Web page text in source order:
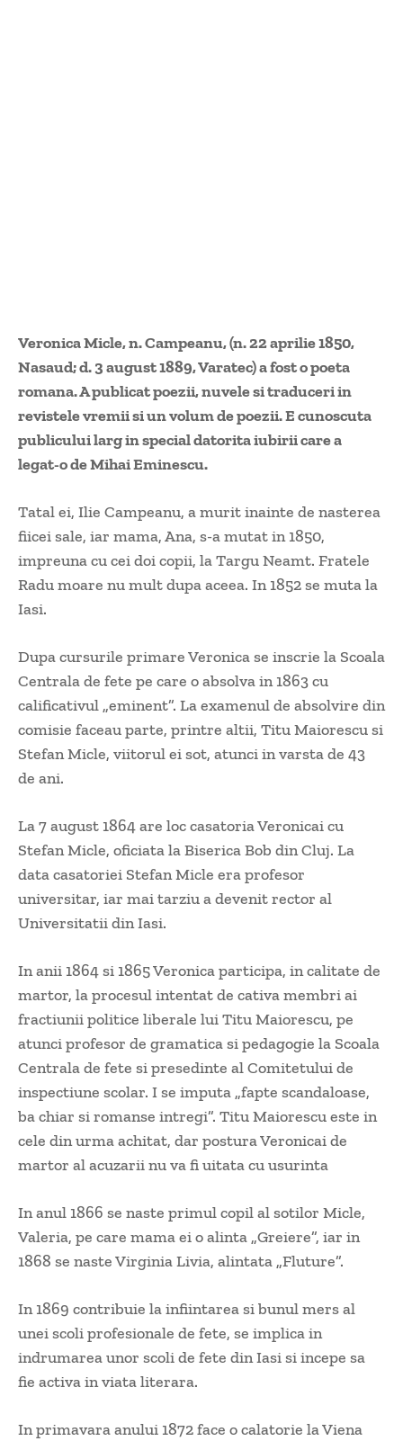
Veronica Micle, n. Campeanu, (n. 22 aprilie 1850,
Nasaud; d. 3 august 1889, Varatec) a fost o poeta
romana. A publicat poezii, nuvele si traduceri in
revistele vremii si un volum de poezii. E cunoscuta
publicului larg in special datorita iubirii care a
legat-o de Mihai Eminescu.
Tatal ei, Ilie Campeanu, a murit inainte de nasterea
fiicei sale, iar mama, Ana, s-a mutat in 1850,
impreuna cu cei doi copii, la Targu Neamt. Fratele
Radu moare nu mult dupa aceea. In 1852 se muta la
Iasi.
Dupa cursurile primare Veronica se inscrie la Scoala
Centrala de fete pe care o absolva in 1863 cu
calificativul „eminent”. La examenul de absolvire din
comisie faceau parte, printre altii, Titu Maiorescu si
Stefan Micle, viitorul ei sot, atunci in varsta de 43
de ani.
La 7 august 1864 are loc casatoria Veronicai cu
Stefan Micle, oficiata la Biserica Bob din Cluj. La
data casatoriei Stefan Micle era profesor
universitar, iar mai tarziu a devenit rector al
Universitatii din Iasi.
In anii 1864 si 1865 Veronica participa, in calitate de
martor, la procesul intentat de cativa membri ai
fractiunii politice liberale lui Titu Maiorescu, pe
atunci profesor de gramatica si pedagogie la Scoala
Centrala de fete si presedinte al Comitetului de
inspectiune scolar. I se imputa „fapte scandaloase,
ba chiar si romanse intregi”. Titu Maiorescu este in
cele din urma achitat, dar postura Veronicai de
martor al acuzarii nu va fi uitata cu usurinta
In anul 1866 se naste primul copil al sotilor Micle,
Valeria, pe care mama ei o alinta „Greiere”, iar in
1868 se naste Virginia Livia, alintata „Fluture”.
In 1869 contribuie la infiintarea si bunul mers al
unei scoli profesionale de fete, se implica in
indrumarea unor scoli de fete din Iasi si incepe sa
fie activa in viata literara.
In primavara anului 1872 face o calatorie la Viena